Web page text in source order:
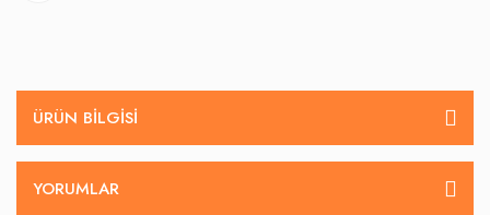
ÜRÜN BILGISI
YORUMLAR